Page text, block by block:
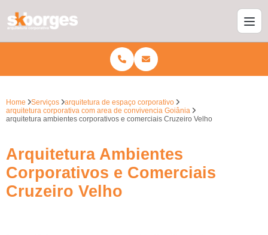
Home Serviços
arquitetura de espaço corporativo
arquitetura corporativa com area de convivencia Goiânia
arquitetura ambientes corporativos e comerciais Cruzeiro Velho
Arquitetura Ambientes
Corporativos e Comerciais
Cruzeiro Velho